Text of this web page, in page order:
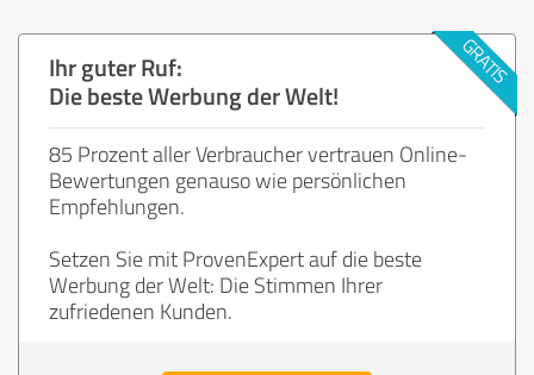
Ihr guter Ruf:
Die beste Werbung der Welt!
85 Prozent aller Verbraucher vertrauen Online-
Bewertungen genauso wie persönlichen
Empfehlungen.
Setzen Sie mit ProvenExpert auf die beste
Werbung der Welt: Die Stimmen Ihrer
zufriedenen Kunden.